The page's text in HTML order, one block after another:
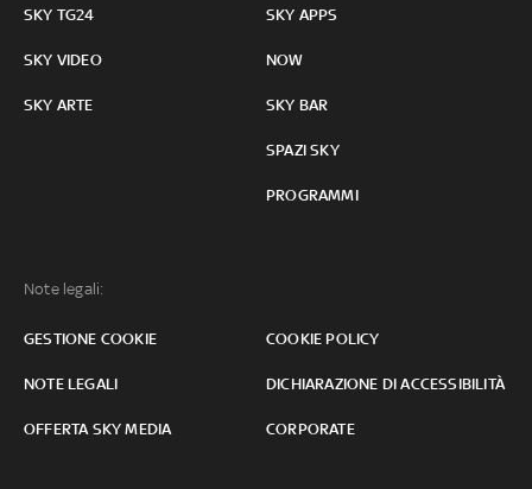
SKY TG24
SKY VIDEO
SKY ARTE
SKY APPS
NOW
SKY BAR
SPAZI SKY
PROGRAMMI
Note legali:
GESTIONE COOKIE COOKIE POLICY
NOTE LEGALI DICHIARAZIONE DI ACCESSIBILITÀ
OFFERTA SKY MEDIA CORPORATE